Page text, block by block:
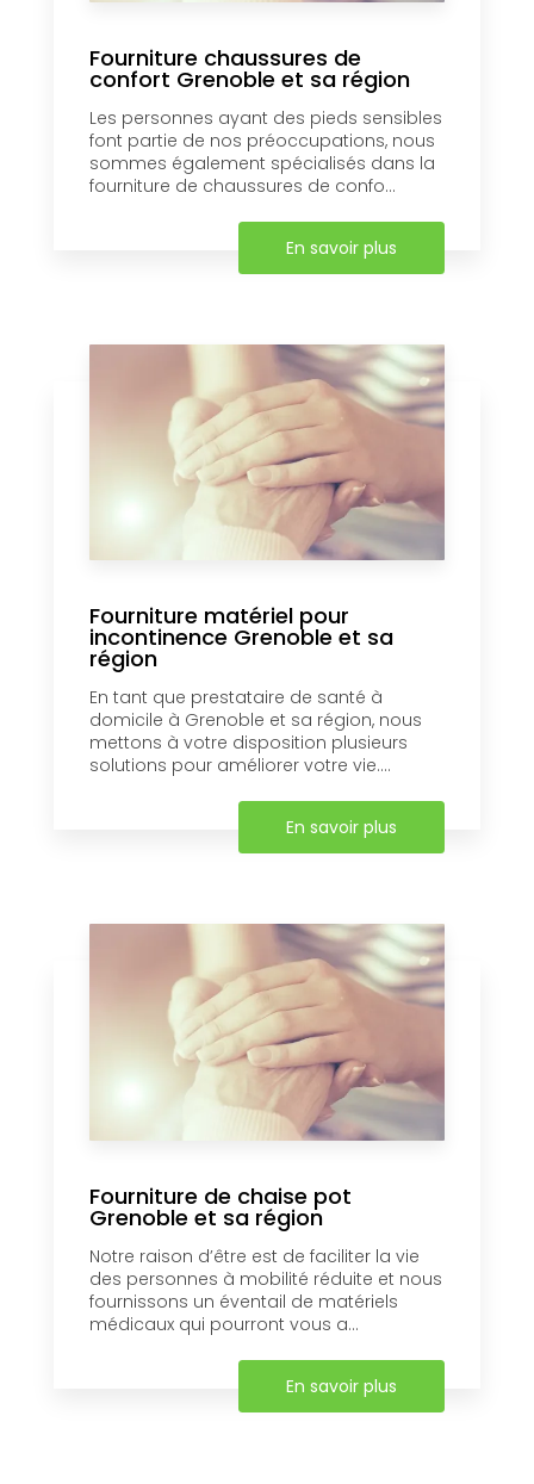
Fourniture chaussures de
confort Grenoble et sa région
Les personnes ayant des pieds sensibles
font partie de nos préoccupations, nous
sommes également spécialisés dans la
fourniture de chaussures de confo...
En savoir plus
Fourniture matériel pour
incontinence Grenoble et sa
région
En tant que prestataire de santé à
domicile à Grenoble et sa région, nous
mettons à votre disposition plusieurs
solutions pour améliorer votre vie....
En savoir plus
Fourniture de chaise pot
Grenoble et sa région
Notre raison d’être est de faciliter la vie
des personnes à mobilité réduite et nous
fournissons un éventail de matériels
médicaux qui pourront vous a...
En savoir plus